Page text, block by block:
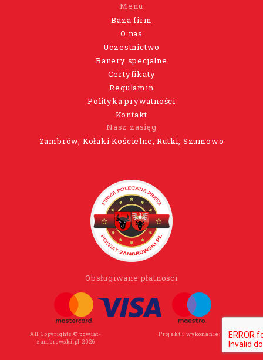
Menu
Baza firm
O nas
Uczestnictwo
Banery specjalne
Certyfikaty
Regulamin
Polityka prywatności
Kontakt
Nasz zasięg
Zambrów, Kołaki Kościelne, Rutki, Szumowo
Obsługiwane płatności
All Copyrights © powiat-
zambrowski.pl 2026
Projekt i wykonanie: Wee Click